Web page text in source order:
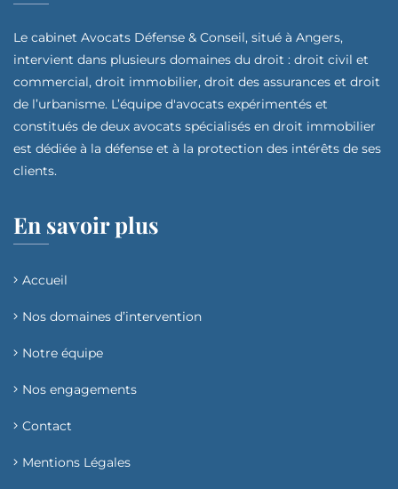
Le cabinet Avocats Défense & Conseil, situé à Angers,
intervient dans plusieurs domaines du droit : droit civil et
commercial, droit immobilier, droit des assurances et droit
de l’urbanisme. L’équipe d'avocats expérimentés et
constitués de deux avocats spécialisés en droit immobilier
est dédiée à la défense et à la protection des intérêts de ses
clients.
En savoir plus
Accueil
Nos domaines d’intervention​
Notre équipe
Nos engagements
Contact
Mentions Légales